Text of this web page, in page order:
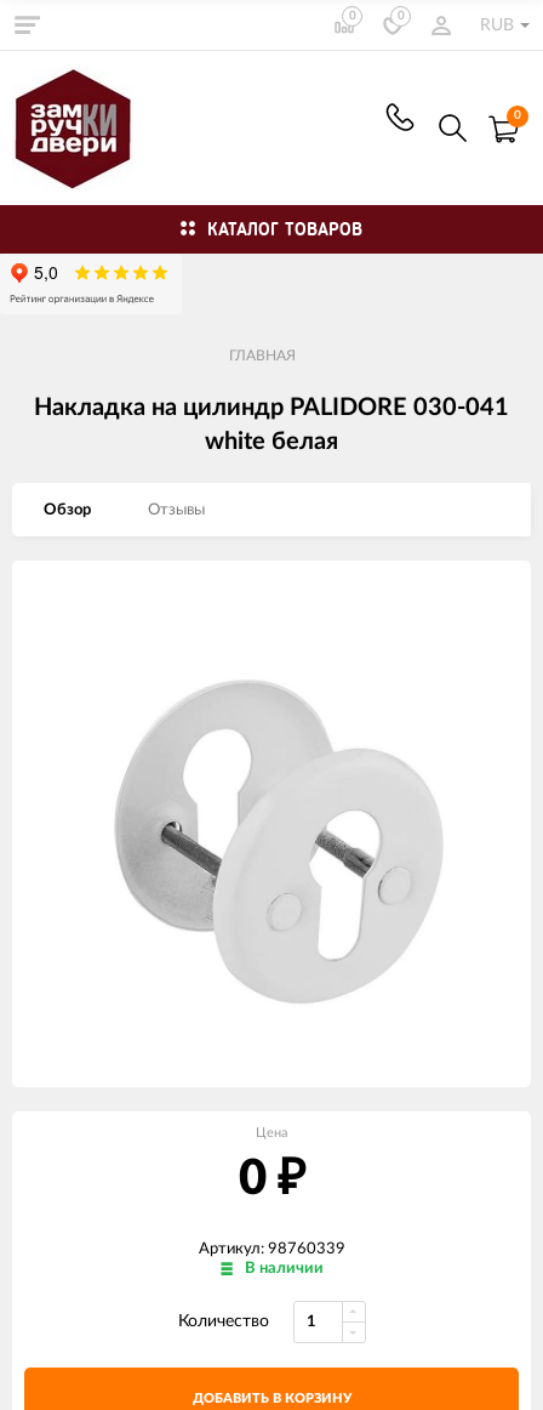
0 0
RUB
0
КАТАЛОГ ТОВАРОВ
ГЛАВНАЯ
Накладка на цилиндр PALIDORE 030-041
white белая
Обзор Отзывы
Цена
0 ₽
Артикул: 98760339
В наличии
Количество
ДОБАВИТЬ В КОРЗИНУ